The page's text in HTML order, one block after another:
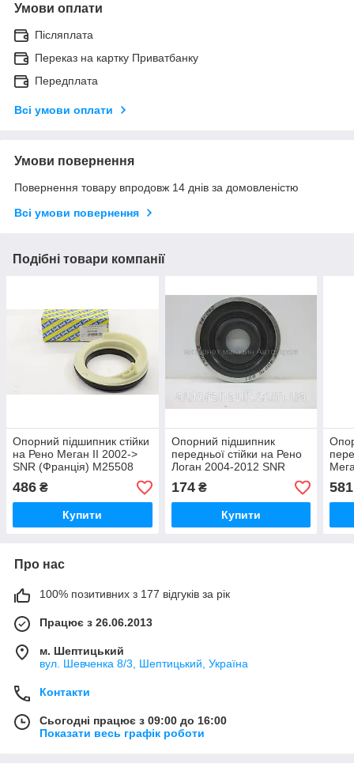
Умови оплати
Післяплата
Переказ на картку Приватбанку
Передплата
Всі умови оплати
Умови повернення
Повернення товару впродовж 14 днів за домовленістю
Всі умови повернення
Подібні товари компанії
Опорний підшипник стійки
на Рено Меган II 2002->
SNR (Франція) M25508
486 ₴
Купити
Опорний підшипник
передньої стійки на Рено
Логан 2004-2012 SNR
(Франція) M25504
174₴
Купити
581
Про нас
100% позитивних з 177 відгуків за рік
Працює з 26.06.2013
м. Шептицький
вул. Шевченка 8/3, Шептицький, Україна
Контакти
Сьогодні працює з 09:00 до 16:00
Показати весь графік роботи